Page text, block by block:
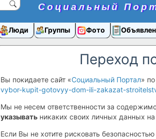
Социальный
Люди Группы Фото
Переход
Вы покидаете сайт «Социальный Портал»
vybor-kupit-gotovyy-dom-ili-zakazat-
Мы не несем ответственности за
указывать никаких своих личных данных на
Если Вы не хотите рисковать